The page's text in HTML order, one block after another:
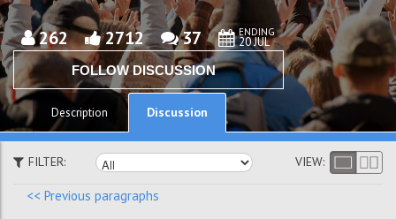
262 2712 37 ENDING
20 JUL
FOLLOW DISCUSSION
Description Discussion
FILTER: VIEW:
<< Previous paragraphs